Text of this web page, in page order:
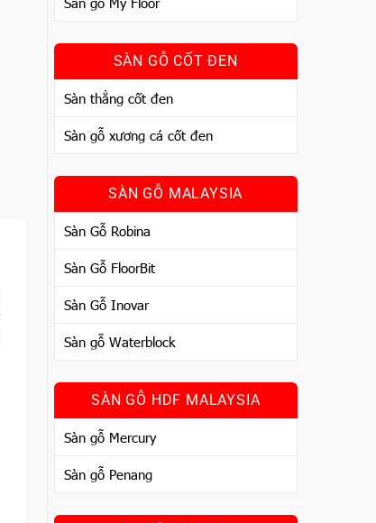
SÀN GỖ CỐT ĐEN
Sàn thẳng cốt đen
Sàn gỗ xương cá cốt đen
SÀN GỖ MALAYSIA
Sàn Gỗ Robina
Sàn Gỗ FloorBit
Sàn Gỗ Inovar
Sàn gỗ Waterblock
SÀN GỖ HDF MALAYSIA
Sàn gỗ Mercury
Sàn gỗ Penang